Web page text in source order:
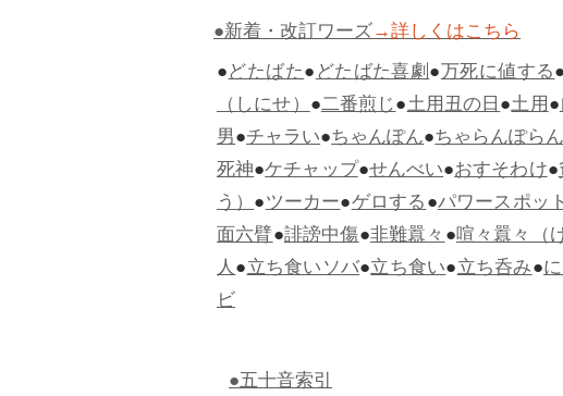
●新着・改訂ワーズ→詳しくはこちら
●どたばた●どたばた喜劇●万死に値する●
（しにせ）●二番煎じ●土用丑の日●土用●
男●チャラい●ちゃんぽん●ちゃらんぽら
死神●ケチャップ●せんべい●おすそわけ●
う）●ツーカー●ゲロする●パワースポッ
面六臂●誹謗中傷●非難囂々●喧々囂々（
人●立ち食いソバ●立ち食い●立ち呑み●
ビ
●五十音索引